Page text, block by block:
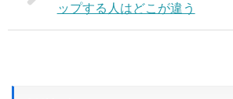
ップする人はどこが違う